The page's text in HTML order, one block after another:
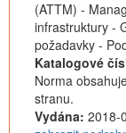
(ATTM) -
infrastruktury -
požadavky -
Katalogové
Norma
stranu.
Vydána: 2018-